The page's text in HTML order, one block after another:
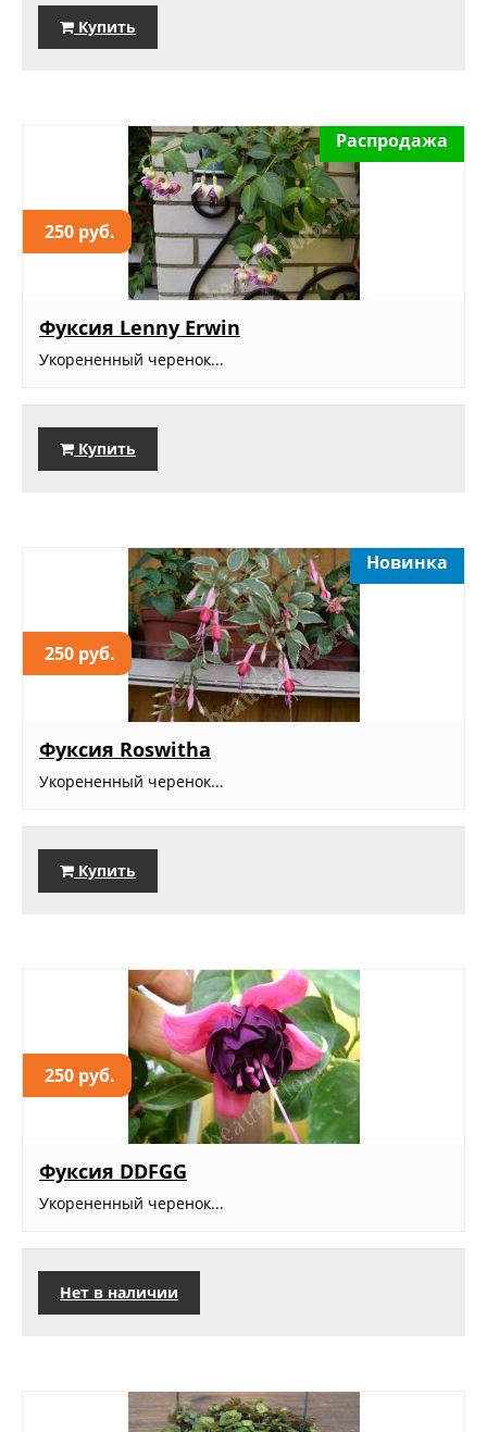
Купить
250 руб.
Распродажа
Фуксия Lenny Erwin
Укорененный черенок...
Купить
250 руб.
Новинка
Фуксия Roswitha
Укорененный черенок...
Купить
250 руб.
Фуксия DDFGG
Укорененный черенок...
Нет в наличии